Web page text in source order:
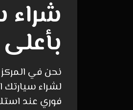
شراء
نحن في
لشراء
فوري عند